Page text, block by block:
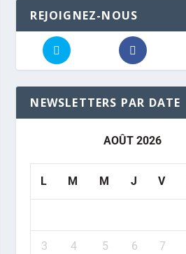
REJOIGNEZ-NOUS
NEWSLETTERS PAR DATE
AOÛT 2026
L M M J V
3 4 5 6 7